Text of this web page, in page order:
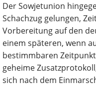
Der Sowjetunion
Schachzug gelungen,
Vorbereitung auf den
einem späteren, wenn
bestimmbaren
geheime
sich nach dem